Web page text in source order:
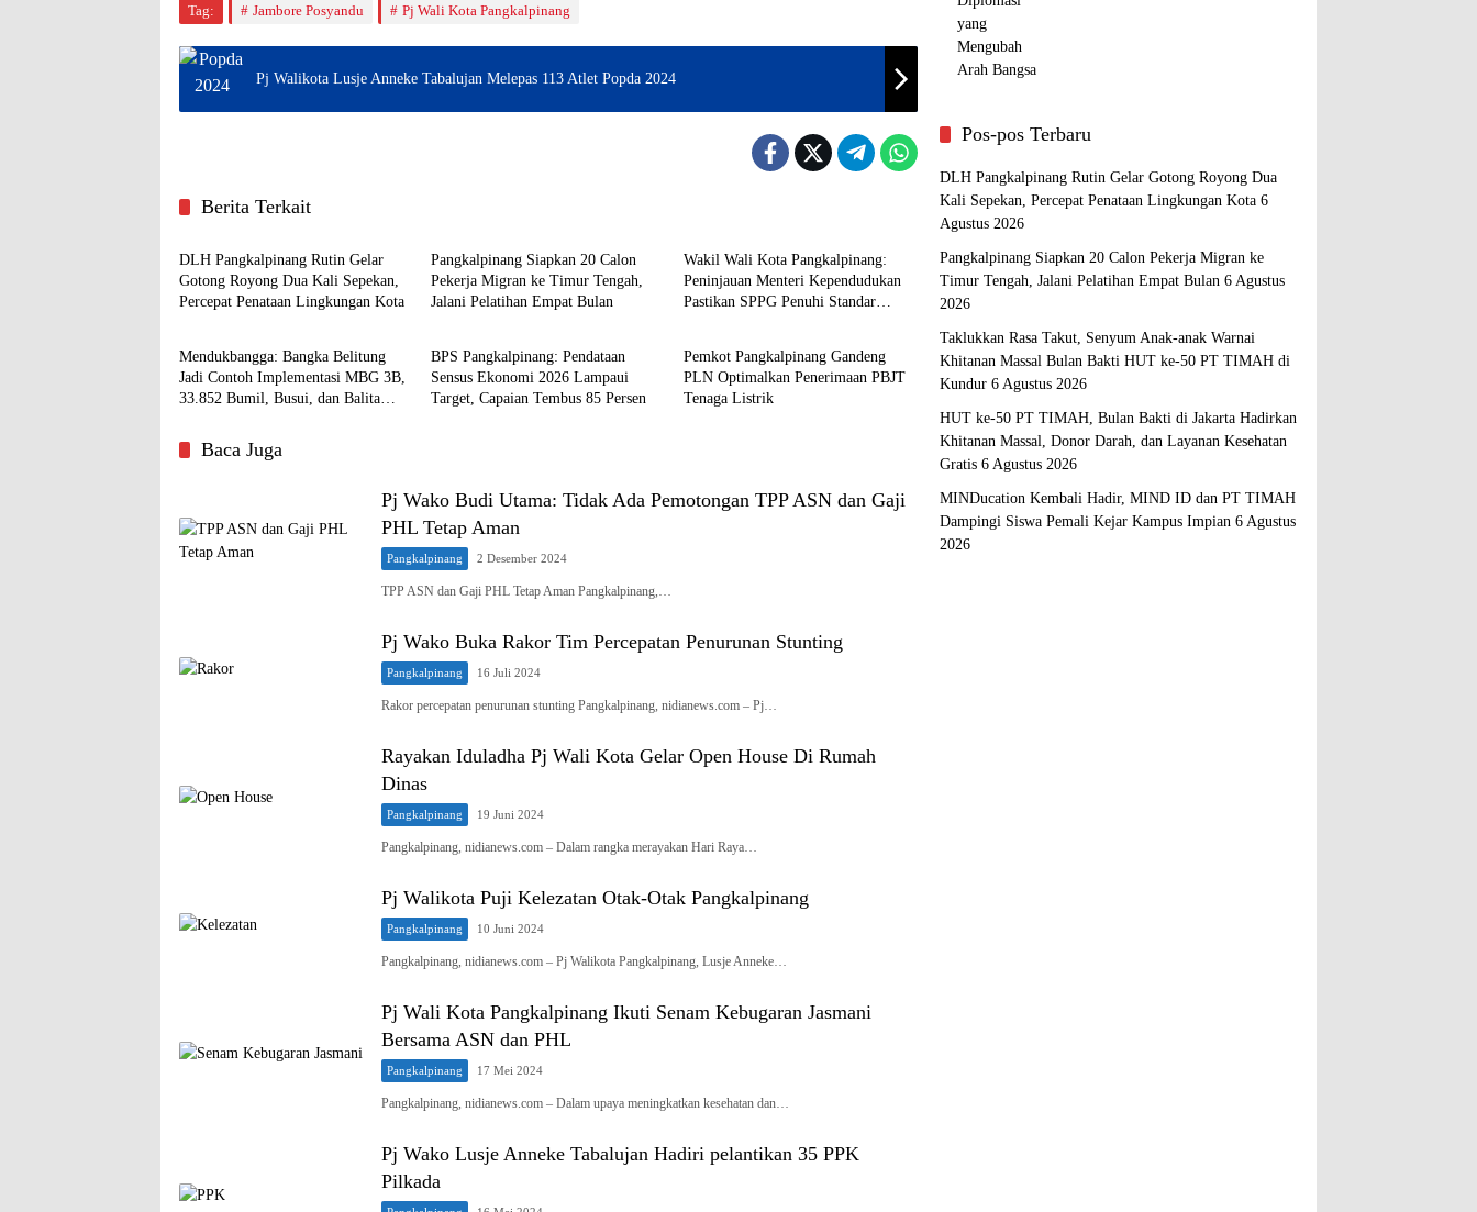
Tag: Jambore Posyandu Pj Wali Kota Pangkalpinang
Pj Walikota Lusje Anneke Tabalujan Melepas 113 Atlet Popda 2024
Berita Terkait
Pangkalpinang
DLH Pangkalpinang Rutin Gelar
Gotong Royong Dua Kali Sepekan,
Percepat Penataan Lingkungan Kota
Pangkalpinang Siapkan 20 Calon
Pekerja Migran ke Timur Tengah,
Jalani Pelatihan Empat Bulan
Wakil Wali Kota Pangkalpinang:
Peninjauan Menteri Kependudukan
Pastikan SPPG Penuhi Standar
Pangkalpinang
Mendukbangga: Bangka Belitung
Jadi Contoh Implementasi MBG 3B,
33.852 Bumil, Busui, dan Balita
BPS Pangkalpinang: Pendataan
Sensus Ekonomi 2026 Lampaui
Target, Capaian Tembus 85 Persen
Pemkot Pangkalpinang Gandeng
PLN Optimalkan Penerimaan PBJT
Tenaga Listrik
Baca Juga
Pj Wako Budi Utama: Tidak Ada Pemotongan TPP ASN dan Gaji
PHL Tetap Aman
Pangkalpinang 2 Desember 2024
TPP ASN dan Gaji PHL Tetap Aman Pangkalpinang,…
Pj Wako Buka Rakor Tim Percepatan Penurunan Stunting
Pangkalpinang 16 Juli 2024
Rakor percepatan penurunan stunting Pangkalpinang, nidianews.com – Pj…
Rayakan Iduladha Pj Wali Kota Gelar Open House Di Rumah
Dinas
Pangkalpinang 19 Juni 2024
Pangkalpinang, nidianews.com – Dalam rangka merayakan Hari Raya…
Pj Walikota Puji Kelezatan Otak-Otak Pangkalpinang
Pangkalpinang 10 Juni 2024
Pangkalpinang, nidianews.com – Pj Walikota Pangkalpinang, Lusje Anneke…
Pj Wali Kota Pangkalpinang Ikuti Senam Kebugaran Jasmani
Bersama ASN dan PHL
Pangkalpinang 17 Mei 2024
Pangkalpinang, nidianews.com – Dalam upaya meningkatkan kesehatan dan…
Pj Wako Lusje Anneke Tabalujan Hadiri pelantikan 35 PPK
Pilkada
Pos-pos Terbaru
DLH Pangkalpinang Rutin Gelar Gotong Royong Dua
Kali Sepekan, Percepat Penataan Lingkungan Kota 6
Agustus 2026
Pangkalpinang Siapkan 20 Calon Pekerja Migran ke
Timur Tengah, Jalani Pelatihan Empat Bulan 6 Agustus
2026
Taklukkan Rasa Takut, Senyum Anak-anak Warnai
Khitanan Massal Bulan Bakti HUT ke-50 PT TIMAH di
Kundur 6 Agustus 2026
HUT ke-50 PT TIMAH, Bulan Bakti di Jakarta Hadirkan
Khitanan Massal, Donor Darah, dan Layanan Kesehatan
Gratis 6 Agustus 2026
MINDucation Kembali Hadir, MIND ID dan PT TIMAH
Dampingi Siswa Pemali Kejar Kampus Impian 6 Agustus
2026